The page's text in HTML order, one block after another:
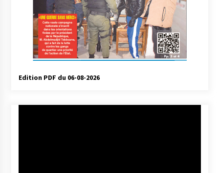
Edition PDF du 06-08-2026